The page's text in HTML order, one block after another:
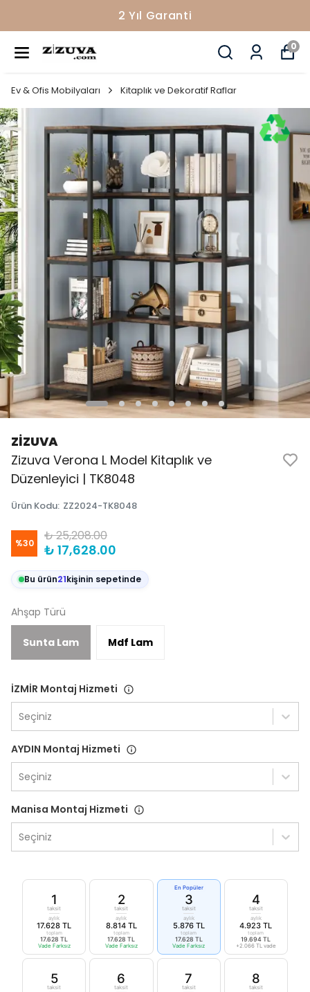
2 Yıl Garanti
0
Ev & Ofis Mobilyaları Kitaplık ve Dekoratif Raflar
ZİZUVA
Zizuva Verona L Model Kitaplık ve
Düzenleyici | TK8048
Ürün Kodu: ZZ2024-TK8048
%30 ₺ 25,208.00
₺ 17,628.00
Bu ürün21kişinin sepetinde
Ahşap Türü
Sunta Lam Mdf Lam
İZMİR Montaj Hizmeti
Seçiniz
AYDIN Montaj Hizmeti
Seçiniz
Manisa Montaj Hizmeti
Seçiniz
1
taksit
aylık
17.628 TL
toplam
17.628 TL
Vade Farksız
2
taksit
aylık
8.814 TL
toplam
17.628 TL
Vade Farksız
En Popüler
3
taksit
aylık
5.876 TL
toplam
17.628 TL
Vade Farksız
4
taksit
aylık
4.923 TL
toplam
19.694 TL
+2.066 TL vade
5
taksit
6
taksit
7
taksit
8
taksit